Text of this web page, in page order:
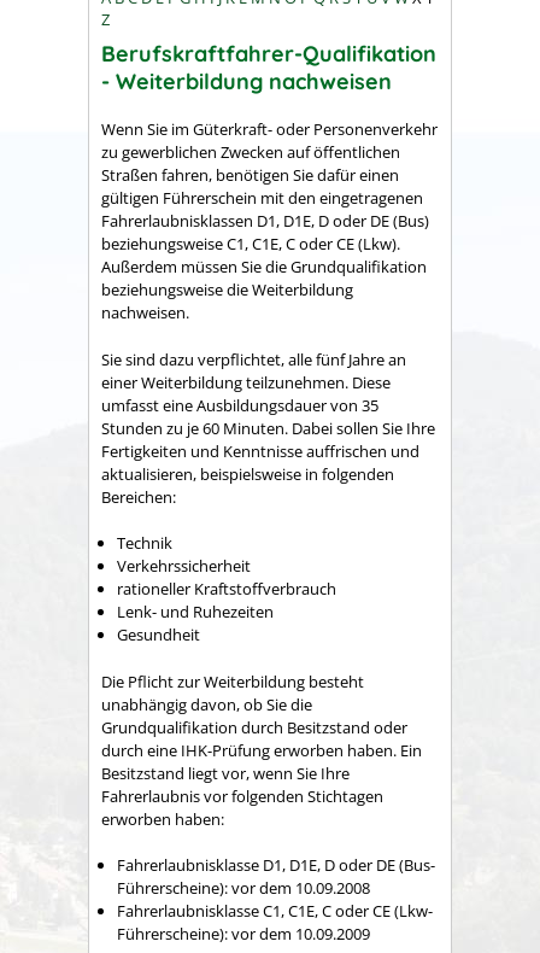
Z
Berufskraftfahrer-Qualifikation
- Weiterbildung nachweisen
Wenn Sie im Güterkraft- oder Personenverkehr
zu gewerblichen Zwecken auf öffentlichen
Straßen fahren, benötigen Sie dafür einen
gültigen Führerschein mit den eingetragenen
Fahrerlaubnisklassen D1, D1E, D oder DE (Bus)
beziehungsweise C1, C1E, C oder CE (Lkw).
Außerdem müssen Sie die Grundqualifikation
beziehungsweise die Weiterbildung
nachweisen.
Sie sind dazu verpflichtet, alle fünf Jahre an
einer Weiterbildung teilzunehmen. Diese
umfasst eine Ausbildungsdauer von 35
Stunden zu je 60 Minuten. Dabei sollen Sie Ihre
Fertigkeiten und Kenntnisse auffrischen und
aktualisieren, beispielsweise in folgenden
Bereichen:
Technik
Verkehrssicherheit
rationeller Kraftstoffverbrauch
Lenk- und Ruhezeiten
Gesundheit
Die Pflicht zur Weiterbildung besteht
unabhängig davon, ob Sie die
Grundqualifikation durch Besitzstand oder
durch eine IHK-Prüfung erworben haben. Ein
Besitzstand liegt vor, wenn Sie Ihre
Fahrerlaubnis vor folgenden Stichtagen
erworben haben:
Fahrerlaubnisklasse D1, D1E, D oder DE (Bus-
Führerscheine): vor dem 10.09.2008
Fahrerlaubnisklasse C1, C1E, C oder CE (Lkw-
Führerscheine): vor dem 10.09.2009